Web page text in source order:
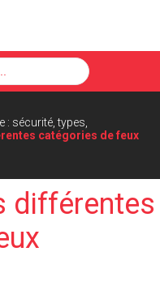
: sécurité, types,
catégories de feux
différentes